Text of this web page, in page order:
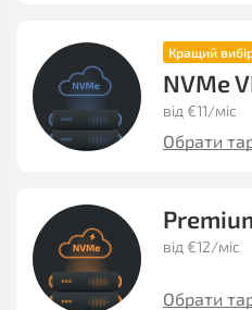
Кращий
NVMe
від €11/міс
Обрати
від €12/міс
Обрати